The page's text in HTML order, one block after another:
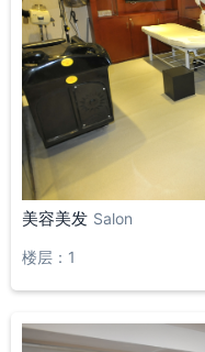
美容美发 Salon
楼层：1